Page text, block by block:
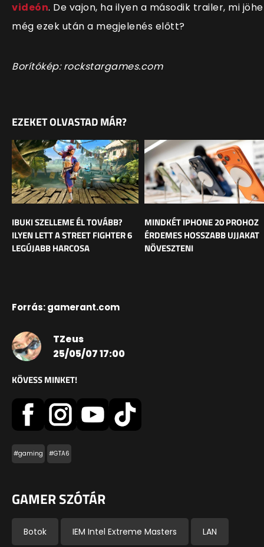
videón. De vajon, ha ilyen a második trailer, mi
még ezek után a megjelenés előtt?
Borítókép: rockstargames.com
EZEKET OLVASTAD MÁR?
IBUKI SZELLEME ÉL TOVÁBB?
ILYEN LETT A STREET FIGHTER 6
LEGÚJABB HARCOSA
MINDKÉT IPHONE 20 PROHOZ
ÉRDEMES HOSSZABB UJJAKAT
NÖVESZTENI
Forrás: gamerant.com
TZeus
25/05/07 17:00
KÖVESS MINKET!
#gaming #GTA6
GAMER SZÓTÁR
Botok IEM Intel Extreme Masters LAN